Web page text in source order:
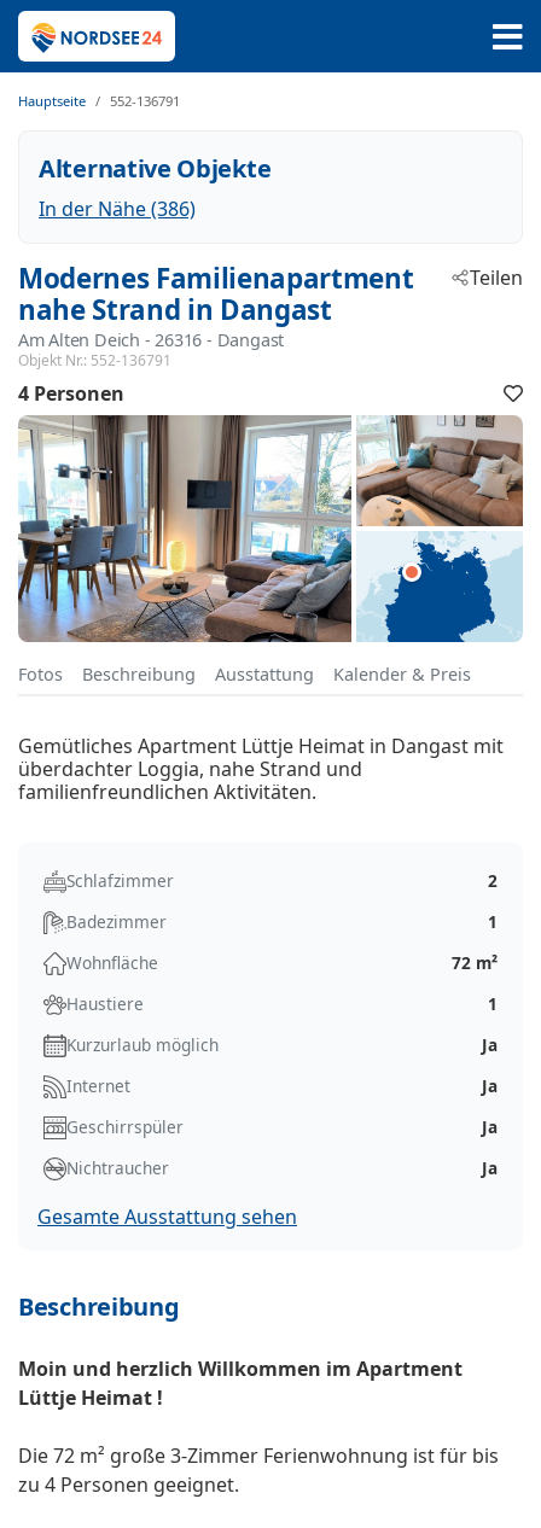
Hauptseite 552-136791
Alternative Objekte
In der Nähe (386)
Modernes Familienapartment
nahe Strand in Dangast
Am Alten Deich - 26316 - Dangast
Objekt Nr.: 552-136791
Teilen
4 Personen
Fotos Beschreibung Ausstattung Kalender & Preis
Gemütliches Apartment Lüttje Heimat in Dangast mit
überdachter Loggia, nahe Strand und
familienfreundlichen Aktivitäten.
Schlafzimmer
2
Badezimmer
1
Wohnfläche
72 m²
Haustiere
1
Kurzurlaub möglich
Ja
Internet
Ja
Geschirrspüler
Ja
Nichtraucher
Ja
Gesamte Ausstattung sehen
Beschreibung
Moin und herzlich Willkommen im Apartment
Lüttje Heimat !
Die 72 m² große 3-Zimmer Ferienwohnung ist für bis
zu 4 Personen geeignet.